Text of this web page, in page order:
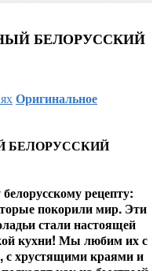
БЕЛОРУССКИЙ
Оригинальное
БЕЛОРУССКИЙ
рецепту:
покорили мир. Эти
стали настоящей
кухни! Мы любим их с
с хрустящими краями и